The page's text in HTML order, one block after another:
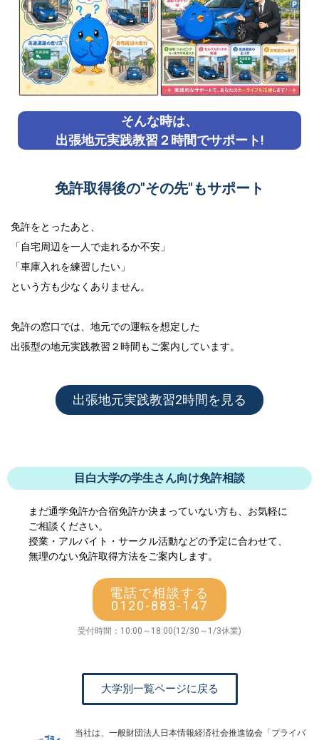
そんな時は、
出張地元実践教習２時間でサポート!
免許取得後の"その先"もサポート
免許をとったあと、
「自宅周辺を一人で走れるか不安」
「車庫入れを練習したい」
という方も少なくありません。
免許の窓口では、地元での運転を想定した
出張型の地元実践教習２時間 もご案内しています。
出張地元実践教習2時間を見る
目白大学の学生さん向け免許相談
まだ通学免許か合宿免許か決まっていない方も、お気軽に
ご相談ください。
授業・アルバイト・サークル活動などの予定に合わせて、
無理のない免許取得方法をご案内します。
電話で相談する
0120-883-147
受付時間：10:00～18:00(12/30～1/3休業)
大学別一覧ページに戻る
当社は、一般財団法人日本情報経済社会推進協会「プライバ